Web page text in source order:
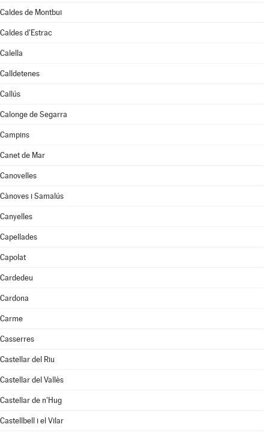
Caldes de Montbui
Caldes d'Estrac
Calella
Calldetenes
Callús
Calonge de Segarra
Campins
Canet de Mar
Canovelles
Cànoves i Samalús
Canyelles
Capellades
Capolat
Cardedeu
Cardona
Carme
Casserres
Castellar del Riu
Castellar del Vallès
Castellar de n'Hug
Castellbell i el Vilar